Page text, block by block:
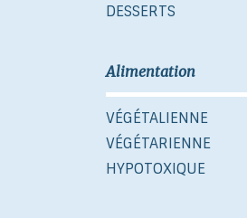
DESSERTS
Alimentation
VÉGÉTALIENNE
VÉGÉTARIENNE
HYPOTOXIQUE